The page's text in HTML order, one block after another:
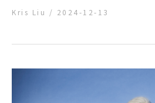
Kris Liu / 2024-12-13